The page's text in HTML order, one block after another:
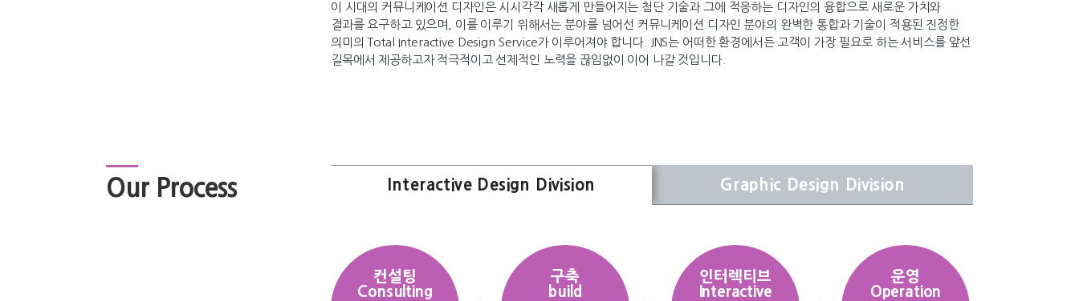
이 시대의 커뮤니케이션 디자인은 시시각각 새롭게 만들어지는 첨단 기술과 그에 적응하는 디자인의 융합으로 새로운 가치와
결과를 요구하고 있으며, 이를 이루기 위해서는 분야를 넘어선 커뮤니케이션 디자인 분야의 완벽한 통합과 기술이 적용된 진정한
의미의 Total Interactive Design Service가 이루어져야 합니다. JNS는 어떠한 환경에서든 고객이 가장 필요로 하는 서비스를 앞선
길목에서 제공하고자 적극적이고 선제적인 노력을 끊임없이 이어 나갈 것입니다.
Our Process Interactive Design Division Graphic Design Division
컨설팅
Consulting
구축
build
인터렉티브
Interactive
운영
Operation